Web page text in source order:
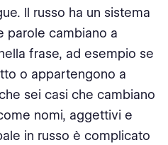
Il russo ha un sistema
parole cambiano a
frase, ad esempio se
o appartengono a
sei casi che cambiano
nomi, aggettivi e
in russo è complicato